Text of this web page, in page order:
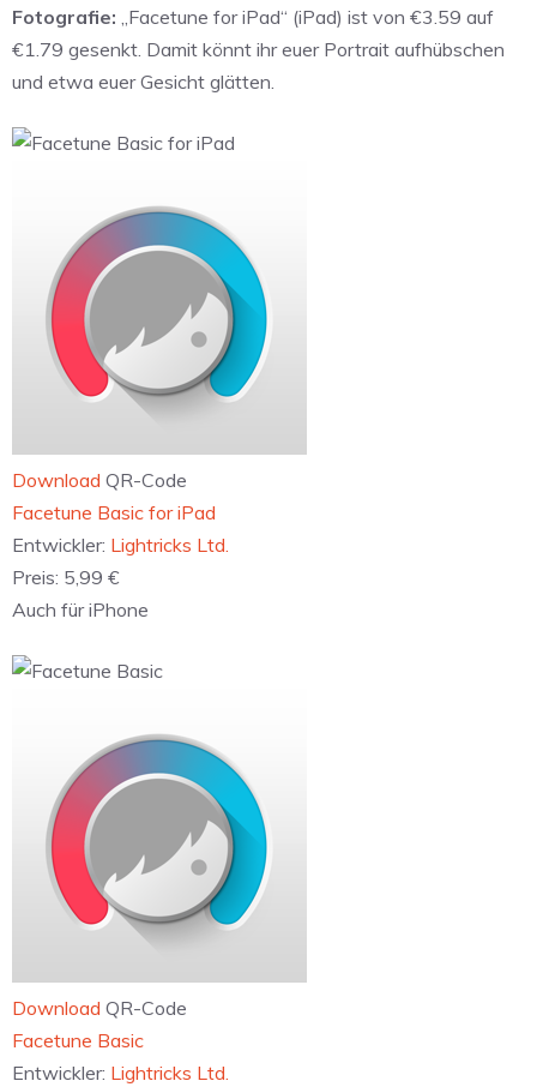
Fotografie: „Facetune for iPad“ (iPad) ist von €3.59 auf
€1.79 gesenkt. Damit könnt ihr euer Portrait aufhübschen
und etwa euer Gesicht glätten.
Download QR-Code
‎Facetune Basic for iPad
Entwickler: Lightricks Ltd.
Preis: 5,99 €
Auch für iPhone
Download QR-Code
‎Facetune Basic
Entwickler: Lightricks Ltd.